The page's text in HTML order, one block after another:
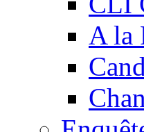
A la